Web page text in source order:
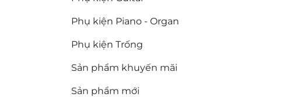
Phụ kiện Piano - Organ
Phụ kiện Trống
Sản phẩm khuyến mãi
Sản phẩm mới